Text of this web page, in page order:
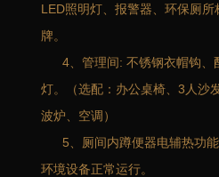
LED照明灯、报警器、环保厕
牌。
4、管理间: 不锈钢衣帽钩、
灯。（选配：办公桌椅、3人沙
波炉、空调）
5、厕间内蹲便器电辅热功能
环境设备正常运行。